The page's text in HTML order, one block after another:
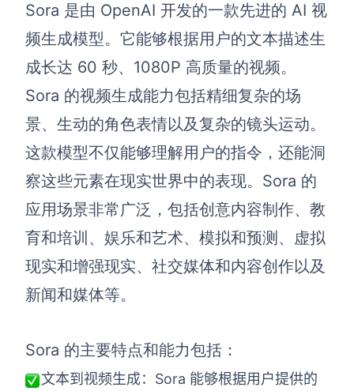
Sora 是由 OpenAI 开发的一款先进的 AI 视
频生成模型。它能够根据用户的文本描述生
成长达 60 秒、1080P 高质量的视频。
Sora 的视频生成能力包括精细复杂的场
景、生动的角色表情以及复杂的镜头运动。
这款模型不仅能够理解用户的指令，还能洞
察这些元素在现实世界中的表现。Sora 的
应用场景非常广泛，包括创意内容制作、教
育和培训、娱乐和艺术、模拟和预测、虚拟
现实和增强现实、社交媒体和内容创作以及
新闻和媒体等。
Sora 的主要特点和能力包括：
文本到视频生成：Sora 能够根据用户提供的